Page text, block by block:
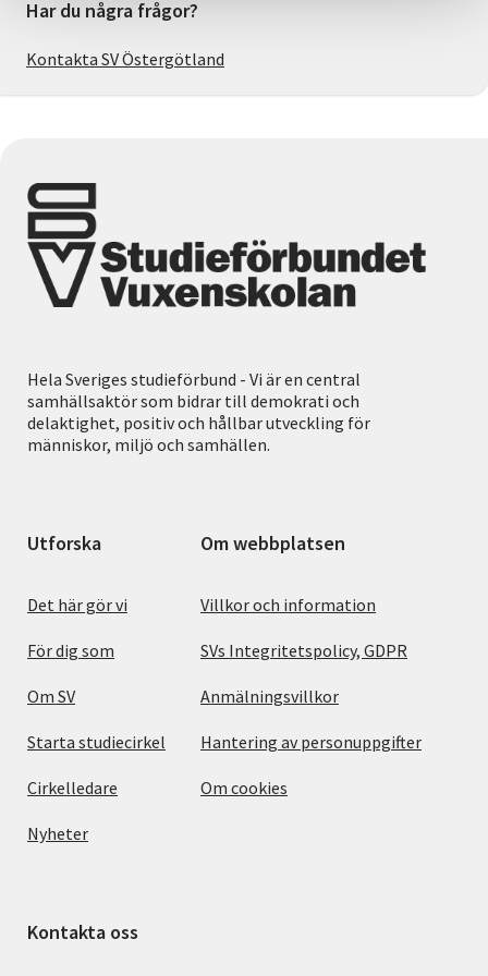
Har du några frågor?
Kontakta SV Östergötland
Hela Sveriges studieförbund - Vi är en central
samhällsaktör som bidrar till demokrati och
delaktighet, positiv och hållbar utveckling för
människor, miljö och samhällen.
Utforska
Det här gör vi
För dig som
Om SV
Starta studiecirkel
Cirkelledare
Nyheter
Om webbplatsen
Villkor och information
SVs Integritetspolicy, GDPR
Anmälningsvillkor
Hantering av personuppgifter
Om cookies
Kontakta oss